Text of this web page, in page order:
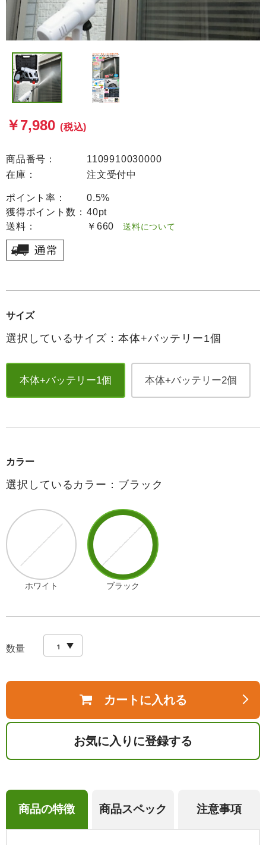
￥7,980 (税込)
商品番号：
1109910030000
在庫：
注文受付中
ポイント率：
0.5%
獲得ポイント数： 40pt
送料：
￥660 送料について
サイズ
選択しているサイズ：本体+バッテリー1個
本体+バッテリー1個 本体+バッテリー2個
カラー
選択しているカラー：ブラック
ホワイト ブラック
数量
カートに入れる
お気に入りに登録する
商品の特徴 商品スペック 注意事項